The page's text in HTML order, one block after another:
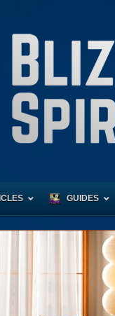
GUIDES